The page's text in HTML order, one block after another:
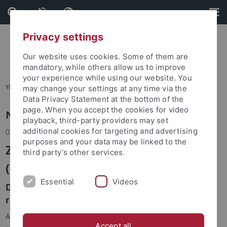
Skip
to
content
Skip
to
footer
You are here: Home
News
07.04.2021
Zum Tode von Prof. Hans Küng
(1928 – 2021)
Die Fakultät trauert um einen ihrer
renommiertesten Wissenschaftler.
Am Osterdienstag ist Hans Küng, einer der bedeutendsten
Privacy settings
Our website uses cookies. Some of them are
mandatory, while others allow us to improve
your experience while using our website. You
may change your settings at any time via the
Data Privacy Statement at the bottom of the
page. When you accept the cookies for video
playback, third-party providers may set
additional cookies for targeting and advertising
purposes and your data may be linked to the
third party’s other services.
Essential Videos